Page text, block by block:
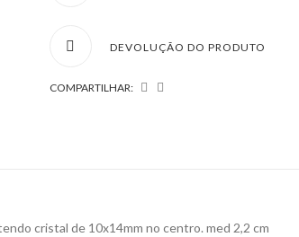
DEVOLUÇÃO DO PRODUTO
COMPARTILHAR:
cristal de 10x14mm no centro. med 2,2 cm